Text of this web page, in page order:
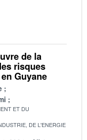
de la
risques
Guyane
ET DU
DE L'ENERGIE